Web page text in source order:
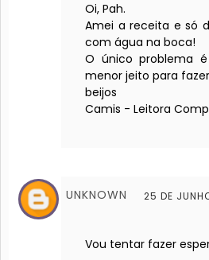
Oi, Pah.
Amei a receita e só
com água na boca!
O único problema
menor jeito para
beijos
Camis - Leitora
UNKNOWN 25 DE
Vou tentar fazer